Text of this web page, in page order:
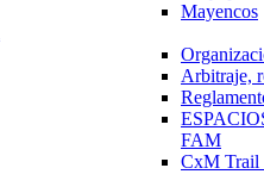
Mayencos
Arbitraje,
FAM
CxM